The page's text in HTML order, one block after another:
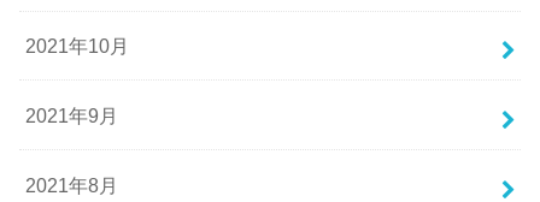
2021年10月
2021年9月
2021年8月